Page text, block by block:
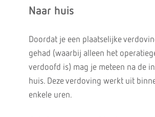
Naar huis
Doordat je een plaatselijke
gehad (waarbij alleen het
verdoofd is) mag je meteen na de
huis. Deze verdoving werkt uit
enkele uren.